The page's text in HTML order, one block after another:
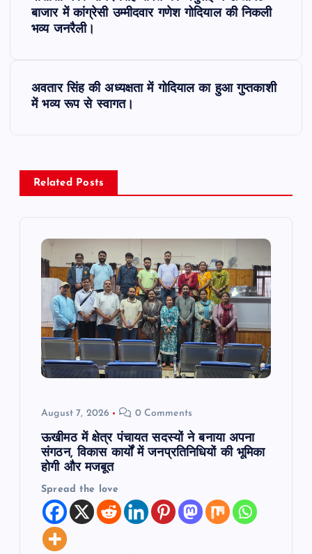
v
बाजार में कांग्रेसी उम्मीदवार गणेश गोदियाल की निकली
भव्य जनरैली।
अवतार सिंह की अध्यक्षता में गोदियाल का हुआ गुप्तकाशी
में भव्य रूप से स्वागत।
Related Posts
August 7, 2026 0 Comments
ऊखीमठ में क्षेत्र पंचायत सदस्यों ने बनाया अपना
संगठन, विकास कार्यों में जनप्रतिनिधियों की भूमिका
होगी और मजबूत
Spread the love